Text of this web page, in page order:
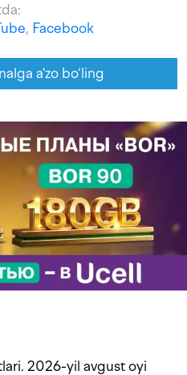
, Facebook
a'zo bo‘ling
2026-yil avgust oyi